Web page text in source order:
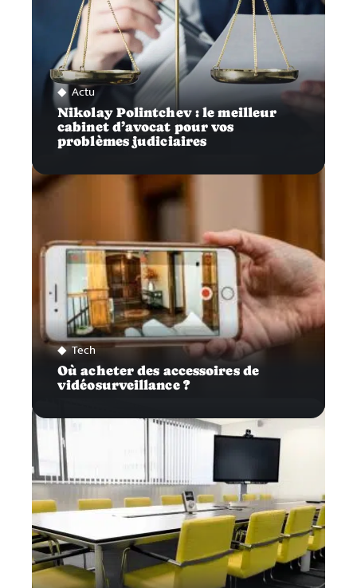
Actu
Nikolay Polintchev : le meilleur
cabinet d’avocat pour vos
problèmes judiciaires
Tech
Où acheter des accessoires de
vidéosurveillance ?